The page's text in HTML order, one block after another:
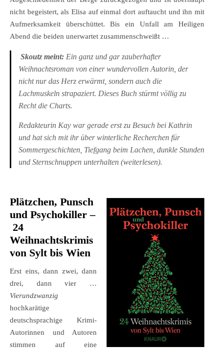
nicht begeistert, als Elisa auf einmal dort auftaucht und ihn mit
Aufmerksamkeit überschüttet. Bis ein Unfall am Heiligen
Abend die beiden unerwartet zusammenschweißt …
Skoutz meint: Ein ganz und gar zauberhafter
Weihnachtsroman von einer wundervollen Autorin, der
nicht nur das Herz erwärmt, sondern auch die
Lachmuskeln strapaziert. Dieses Buch stürmt völlig zu
Recht die Charts.
Redakteurin Kay war gerade erst zu Besuch bei Kathrin
und hat sich mit ihr über winterliche Recherchen für
Sommergeschichten, Tiefgang beim Lachen, dunkle Stunden
und Sternschnuppen unterhalten (weiterlesen).
Plätzchen, Punsch
und Psychokiller –
24
Weihnachtskrimis
von Sylt bis Wien
Erst eins, dann zwei, dann
drei, dann vier …
Vierundzwanzig
hochkarätige
deutschsprachige Krimi-
Autorinnen und Autoren
stimmen auf eine